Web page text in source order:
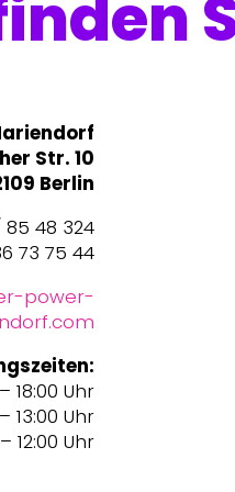
Str. 10
Berlin
85 48 324
73 75 44
power-
18:00 Uhr
13:00 Uhr
12:00 Uhr